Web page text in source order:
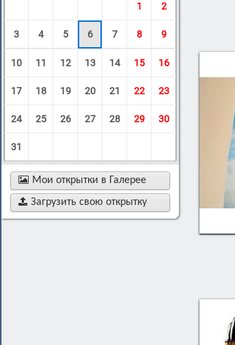
1
2
3 4 5 6 7 8 9
10 11 12 13 14 15 16
17 18 19 20 21 22 23
24 25 26 27 28 29 30
31
 Мои открытки в Галерее
 Загрузить свою открытку